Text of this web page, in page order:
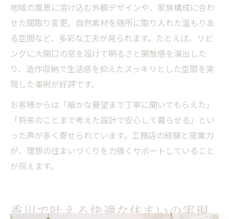
地域の風景に溶け込む外観デザインや、家族構成に合わ
せた間取り変更、自然素材を随所に取り入れた温もりあ
る空間など、多彩な工夫が見られます。たとえば、リビ
ングに大開口の窓を設けて明るさと開放感を演出した
り、造作収納で生活感を抑えたスッキリとした空間を実
現した事例が好評です。
お客様からは「細かな要望まで丁寧に聞いてもらえた」
「将来のことまで考えた設計で安心して暮らせる」とい
った声が多く寄せられています。工務店の経験と提案力
が、理想の住まいづくりを力強くサポートしていること
が伺えます。
香川で叶える快適な住まいの実現